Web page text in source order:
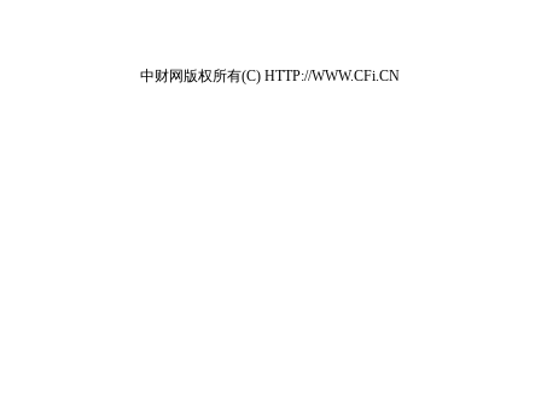
中财网版权所有(C) HTTP://WWW.CFi.CN